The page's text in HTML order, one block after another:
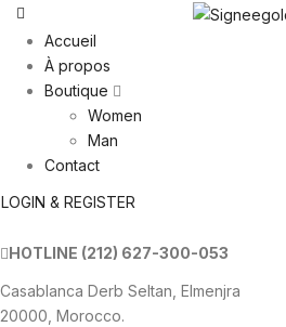
Accueil
À propos
Boutique
Women
Man
Contact
LOGIN & REGISTER
HOTLINE (212) 627-300-053
Casablanca Derb Seltan, Elmenjra
20000, Morocco.